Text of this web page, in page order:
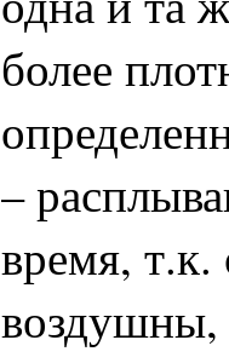
более
–
время,
воздушны,